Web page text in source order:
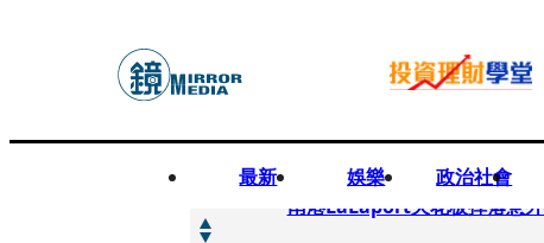
最新 娛樂 政治社會
快訊
南港LaLaport天花板掉落意